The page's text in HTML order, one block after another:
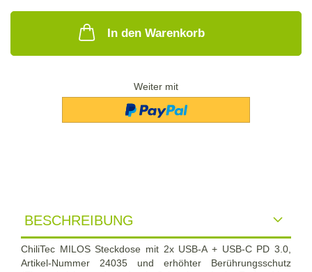
In den Warenkorb
Weiter mit
BESCHREIBUNG
ChiliTec MILOS Steckdose mit 2x USB-A + USB-C PD 3.0,
Artikel-Nummer 24035 und erhöhter Berührungsschutz